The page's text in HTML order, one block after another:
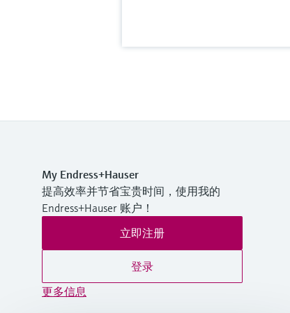
My Endress+Hauser
提高效率并节省宝贵时间，使用我的
Endress+Hauser 账户！
立即注册
登录
更多信息